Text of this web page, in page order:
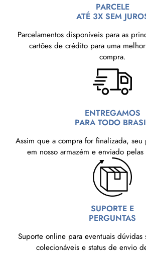
PARCELE
ATÉ 3X SEM
Parcelamentos disponíveis para as
cartões de crédito para uma
compra.
ENTREGAMOS
PARA TODO
Assim que a compra for finalizada,
em nosso armazém e enviado pelas
SUPORTE E
PERGUNTAS
Suporte online para eventuais dúvidas
colecionáveis e status de envio